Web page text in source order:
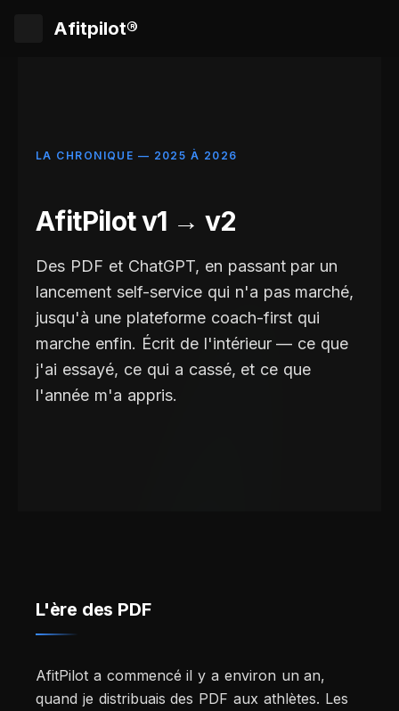
Afitpilot®
LA CHRONIQUE — 2025 À 2026
AfitPilot v1 → v2
Des PDF et ChatGPT, en passant par un
lancement self-service qui n'a pas marché,
jusqu'à une plateforme coach-first qui
marche enfin. Écrit de l'intérieur — ce que
j'ai essayé, ce qui a cassé, et ce que
l'année m'a appris.
L'ère des PDF
AfitPilot a commencé il y a environ un an,
quand je distribuais des PDF aux athlètes. Les